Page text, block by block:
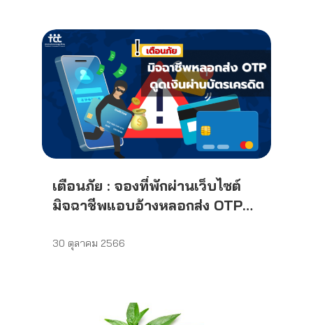
เตือนภัย : จองที่พักผ่านเว็บไซต์
มิจฉาชีพแอบอ้างหลอกส่ง OTP
30 ตุลาคม 2566